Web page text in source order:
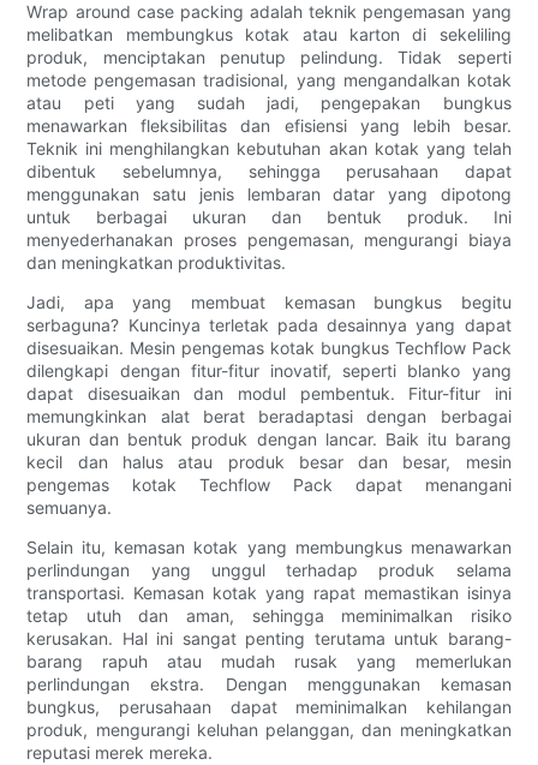
Wrap around case packing adalah teknik pengemasan yang
melibatkan membungkus kotak atau karton di sekeliling
produk, menciptakan penutup pelindung. Tidak seperti
metode pengemasan tradisional, yang mengandalkan kotak
atau peti yang sudah jadi, pengepakan bungkus
menawarkan fleksibilitas dan efisiensi yang lebih besar.
Teknik ini menghilangkan kebutuhan akan kotak yang telah
dibentuk sebelumnya, sehingga perusahaan dapat
menggunakan satu jenis lembaran datar yang dipotong
untuk berbagai ukuran dan bentuk produk. Ini
menyederhanakan proses pengemasan, mengurangi biaya
dan meningkatkan produktivitas.
Jadi, apa yang membuat kemasan bungkus begitu
serbaguna? Kuncinya terletak pada desainnya yang dapat
disesuaikan. Mesin pengemas kotak bungkus Techflow Pack
dilengkapi dengan fitur-fitur inovatif, seperti blanko yang
dapat disesuaikan dan modul pembentuk. Fitur-fitur ini
memungkinkan alat berat beradaptasi dengan berbagai
ukuran dan bentuk produk dengan lancar. Baik itu barang
kecil dan halus atau produk besar dan besar, mesin
pengemas kotak Techflow Pack dapat menangani
semuanya.
Selain itu, kemasan kotak yang membungkus menawarkan
perlindungan yang unggul terhadap produk selama
transportasi. Kemasan kotak yang rapat memastikan isinya
tetap utuh dan aman, sehingga meminimalkan risiko
kerusakan. Hal ini sangat penting terutama untuk barang-
barang rapuh atau mudah rusak yang memerlukan
perlindungan ekstra. Dengan menggunakan kemasan
bungkus, perusahaan dapat meminimalkan kehilangan
produk, mengurangi keluhan pelanggan, dan meningkatkan
reputasi merek mereka.